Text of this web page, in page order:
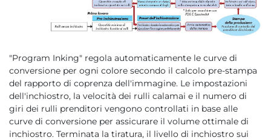
"Program Inking" regola automaticamente le curve di
conversione per ogni colore secondo il calcolo pre-stampa
del rapporto di coprenza dell'immagine. Le impostazioni
dell'inchiostro, la velocità dei rulli calamai e il numero di
giri dei rulli prenditori vengono controllati in base alle
curve di conversione per assicurare il volume ottimale di
inchiostro. Terminata la tiratura, il livello di inchiostro sui